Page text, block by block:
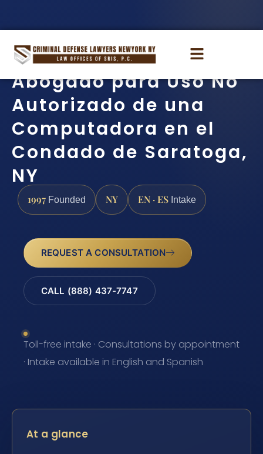
Abogado para Uso No
Autorizado de una
Computadora en el
Condado de Saratoga,
NY
1997 Founded NY EN · ES Intake
REQUEST A CONSULTATION
CALL (888) 437-7747
Toll-free intake · Consultations by appointment
· Intake available in English and Spanish
At a glance